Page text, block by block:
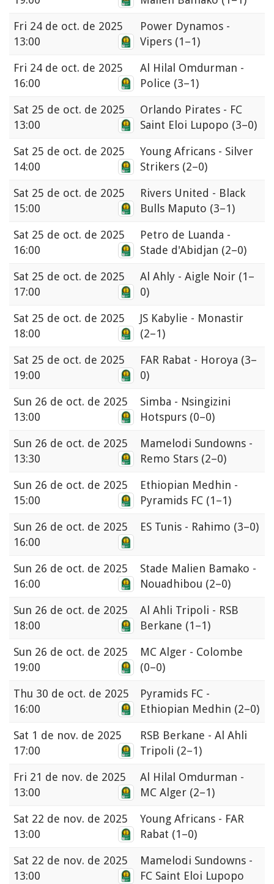
Fri 24 de oct. de 2025
13:00
Power Dynamos -
Vipers (1–1)
Fri 24 de oct. de 2025
16:00
Al Hilal Omdurman -
Police (3–1)
Sat 25 de oct. de 2025
13:00
Orlando Pirates - FC
Saint Eloi Lupopo (3–0)
Sat 25 de oct. de 2025
14:00
Young Africans - Silver
Strikers (2–0)
Sat 25 de oct. de 2025
15:00
Rivers United - Black
Bulls Maputo (3–1)
Sat 25 de oct. de 2025
16:00
Petro de Luanda -
Stade d'Abidjan (2–0)
Sat 25 de oct. de 2025
17:00
Al Ahly - Aigle Noir (1–
0)
Sat 25 de oct. de 2025
18:00
JS Kabylie - Monastir
(2–1)
Sat 25 de oct. de 2025
19:00
FAR Rabat - Horoya (3–
0)
Sun 26 de oct. de 2025
13:00
Simba - Nsingizini
Hotspurs (0–0)
Sun 26 de oct. de 2025
13:30
Mamelodi Sundowns -
Remo Stars (2–0)
Sun 26 de oct. de 2025
15:00
Ethiopian Medhin -
Pyramids FC (1–1)
Sun 26 de oct. de 2025
16:00
ES Tunis - Rahimo (3–0)
Sun 26 de oct. de 2025
16:00
Stade Malien Bamako -
Nouadhibou (2–0)
Sun 26 de oct. de 2025
18:00
Al Ahli Tripoli - RSB
Berkane (1–1)
Sun 26 de oct. de 2025
19:00
MC Alger - Colombe
(0–0)
Thu 30 de oct. de 2025
16:00
Pyramids FC -
Ethiopian Medhin (2–0)
Sat 1 de nov. de 2025
17:00
RSB Berkane - Al Ahli
Tripoli (2–1)
Fri 21 de nov. de 2025
13:00
Al Hilal Omdurman -
MC Alger (2–1)
Sat 22 de nov. de 2025
13:00
Young Africans - FAR
Rabat (1–0)
Sat 22 de nov. de 2025
13:00
Mamelodi Sundowns -
FC Saint Eloi Lupopo